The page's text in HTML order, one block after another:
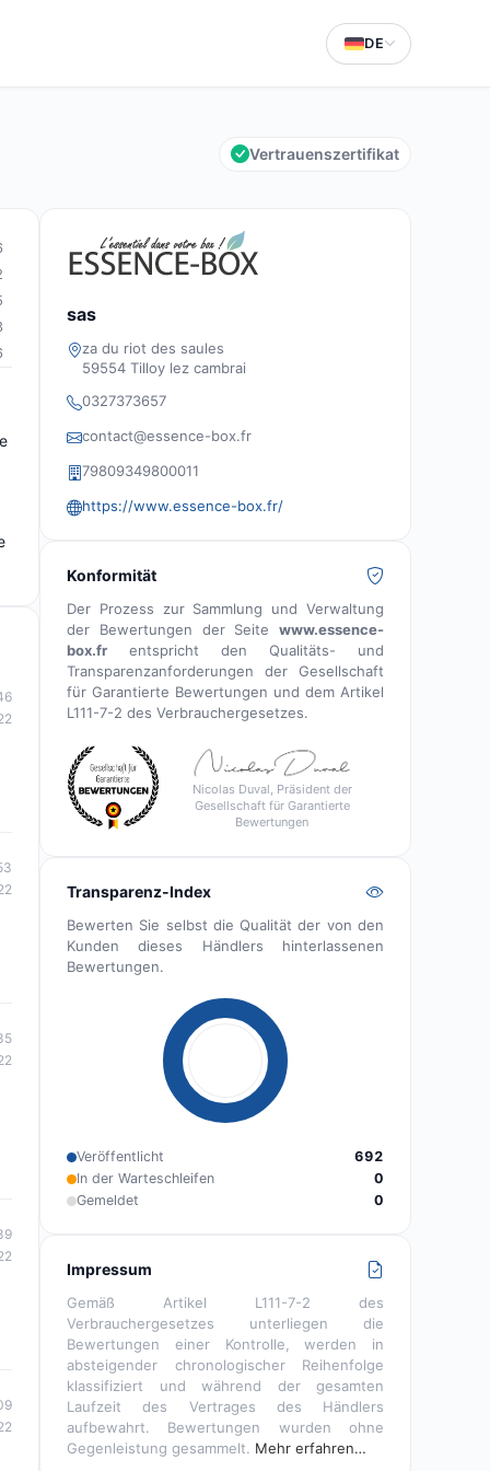
DE
Vertrauenszertifikat
sas
za du riot des saules
59554 Tilloy lez cambrai
0327373657
contact@essence-box.fr
79809349800011
https://www.essence-box.fr/
Konformität
Der Prozess zur Sammlung und Verwaltung
der Bewertungen der Seite www.essence-
box.fr entspricht den Qualitäts- und
Transparenzanforderungen der Gesellschaft
für Garantierte Bewertungen und dem Artikel
L111-7-2 des Verbrauchergesetzes.
Nicolas Duval, Präsident der
Gesellschaft für Garantierte
Bewertungen
Transparenz-Index
Bewerten Sie selbst die Qualität der von den
Kunden dieses Händlers hinterlassenen
Bewertungen.
Veröffentlicht
692
In der Warteschleifen
0
Gemeldet
0
Impressum
Gemäß Artikel L111-7-2 des
Verbrauchergesetzes unterliegen die
Bewertungen einer Kontrolle, werden in
absteigender chronologischer Reihenfolge
klassifiziert und während der gesamten
Laufzeit des Vertrages des Händlers
aufbewahrt. Bewertungen wurden ohne
Gegenleistung gesammelt. Mehr erfahren…